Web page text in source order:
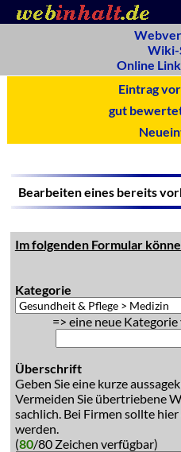
Wiki-
Online
Eintrag
gut
Bearbeiten eines bereits
Im folgenden Formular
Kategorie
=> eine neue
Überschrift
Geben Sie eine kurze
Vermeiden Sie übertriebene
sachlich. Bei Firmen sollte
werden.
(80/80 Zeichen verfügbar)